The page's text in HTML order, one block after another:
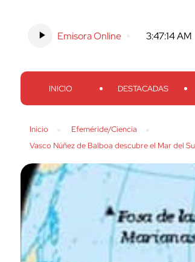
Emisora Online -3:47:15 AM
INICIO DESTACADAS
Inicio
Efeméride/Ciencia
Vasco Núñez de Balboa descubre el Mar del